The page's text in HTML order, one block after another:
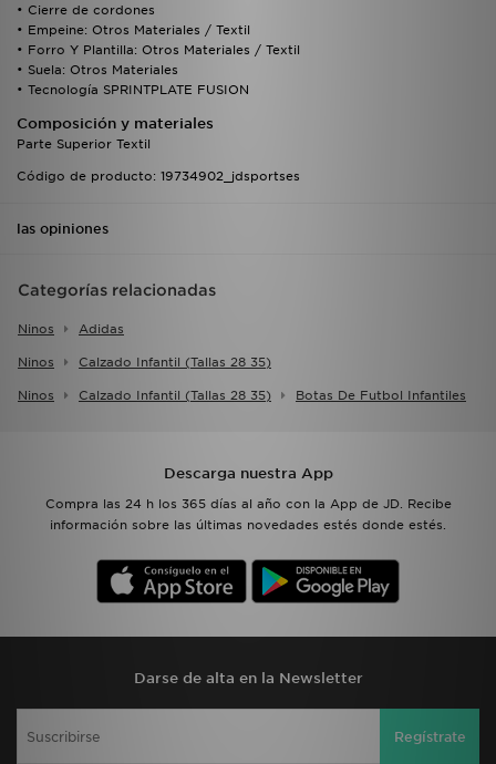
• Cierre de cordones
• Empeine: Otros Materiales / Textil
• Forro Y Plantilla: Otros Materiales / Textil
• Suela: Otros Materiales
• Tecnología SPRINTPLATE FUSION
Composición y materiales
Parte Superior Textil
Código de producto: 19734902_jdsportses
las opiniones
Categorías relacionadas
Ninos Adidas
Ninos Calzado Infantil (tallas 28 35)
Ninos Calzado Infantil (tallas 28 35) Botas De Futbol Infantiles
Descarga nuestra App
Compra las 24 h los 365 días al año con la App de JD. Recibe
información sobre las últimas novedades estés donde estés.
Darse de alta en la Newsletter
Regístrate